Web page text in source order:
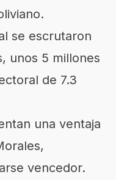
se escrutaron
unos 5 millones
de 7.3
una ventaja
vencedor.